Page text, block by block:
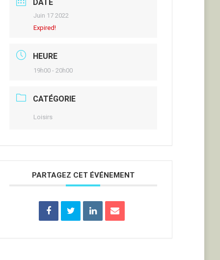
DATE
Juin 17 2022
Expired!
HEURE
19h00 - 20h00
CATÉGORIE
Loisirs
PARTAGEZ CET ÉVÉNEMENT